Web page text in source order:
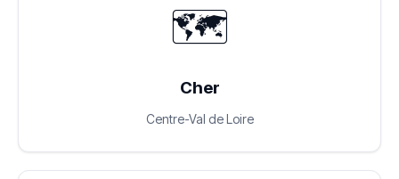
🗺️
Cher
Centre-Val de Loire